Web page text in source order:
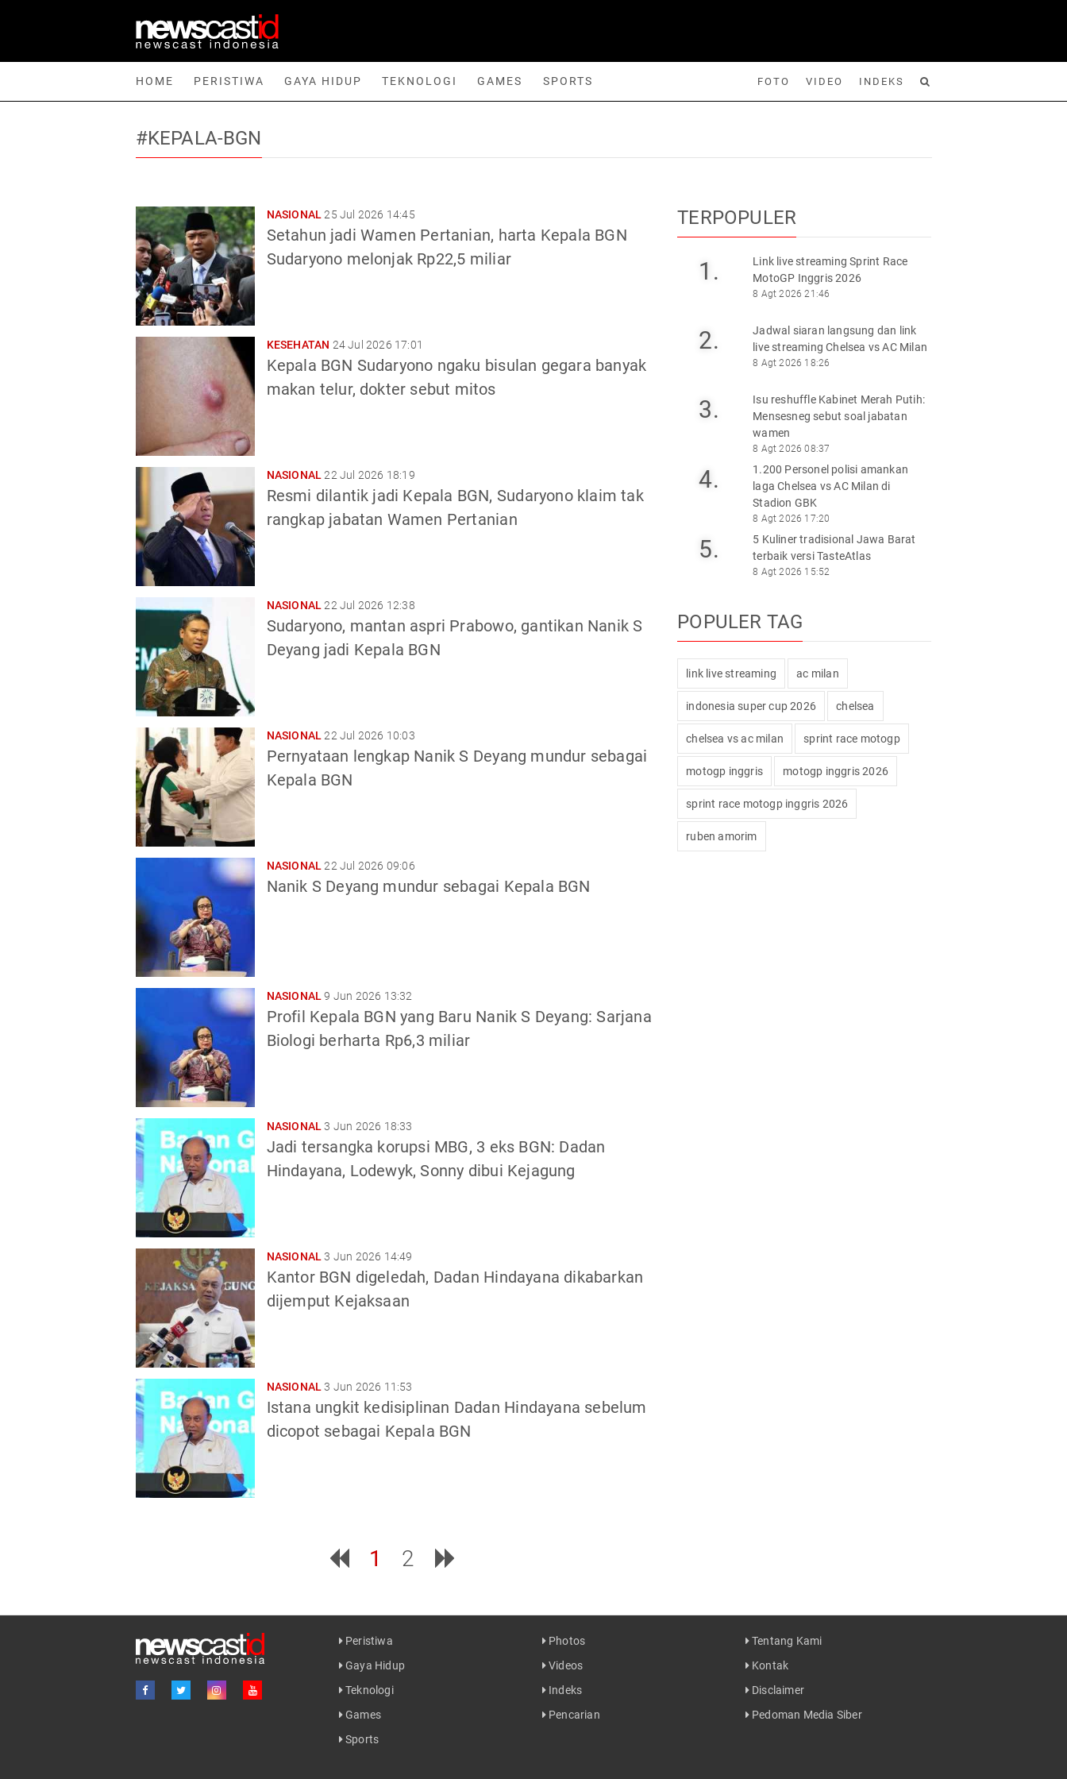
HOME PERISTIWA GAYA HIDUP TEKNOLOGI GAMES SPORTS FOTO VIDEO INDEKS
Gaya Hidup Teknologi
#KEPALA-BGN
NASIONAL25 Jul 2026 14:45
Setahun jadi Wamen Pertanian, harta Kepala BGN
Sudaryono melonjak Rp22,5 miliar
KESEHATAN 24 Jul 2026 17:01
Kepala BGN Sudaryono ngaku bisulan gegara banyak
makan telur, dokter sebut mitos
NASIONAL22 Jul 2026 18:19
Resmi dilantik jadi Kepala BGN, Sudaryono klaim tak
rangkap jabatan Wamen Pertanian
NASIONAL22 Jul 2026 12:38
Sudaryono, mantan aspri Prabowo, gantikan Nanik S
Deyang jadi Kepala BGN
NASIONAL22 Jul 2026 10:03
Pernyataan lengkap Nanik S Deyang mundur sebagai
Kepala BGN
NASIONAL22 Jul 2026 09:06
Nanik S Deyang mundur sebagai Kepala BGN
NASIONAL9 Jun 2026 13:32
Profil Kepala BGN yang Baru Nanik S Deyang: Sarjana
Biologi berharta Rp6,3 miliar
NASIONAL3 Jun 2026 18:33
Jadi tersangka korupsi MBG, 3 eks BGN: Dadan
Hindayana, Lodewyk, Sonny dibui Kejagung
NASIONAL3 Jun 2026 14:49
Kantor BGN digeledah, Dadan Hindayana dikabarkan
dijemput Kejaksaan
NASIONAL3 Jun 2026 11:53
Istana ungkit kedisiplinan Dadan Hindayana sebelum
dicopot sebagai Kepala BGN
1 2
TERPOPULER
1.
Link live streaming Sprint Race
MotoGP Inggris 2026
8 Agt 2026 21:46
2.
Jadwal siaran langsung dan link
live streaming Chelsea vs AC Milan
8 Agt 2026 18:26
3.
Isu reshuffle Kabinet Merah Putih:
Mensesneg sebut soal jabatan
wamen
8 Agt 2026 08:37
4.
1.200 Personel polisi amankan
laga Chelsea vs AC Milan di
Stadion GBK
8 Agt 2026 17:20
5.
5 Kuliner tradisional Jawa Barat
terbaik versi TasteAtlas
8 Agt 2026 15:52
POPULER TAG
link live streaming ac milan
indonesia super cup 2026 chelsea
chelsea vs ac milan sprint race motogp
motogp inggris motogp inggris 2026
sprint race motogp inggris 2026
ruben amorim
Peristiwa
Gaya Hidup
Teknologi
Games
Sports
Photos
Videos
Indeks
Pencarian
Tentang Kami
Kontak
Disclaimer
Pedoman Media Siber